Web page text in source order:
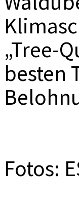
„Tree-
besten
Fotos: